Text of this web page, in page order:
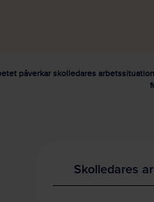
påverkar skolledares
Skolledares